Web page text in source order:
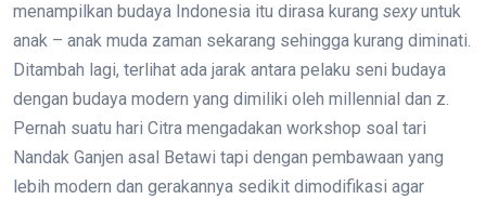
menampilkan budaya Indonesia itu dirasa kurang sexyuntuk
anak – anak muda zaman sekarang sehingga kurang diminati.
Ditambah lagi, terlihat ada jarak antara pelaku seni budaya
dengan budaya modern yang dimiliki oleh millennial dan z.
Pernah suatu hari Citra mengadakan workshop soal tari
Nandak Ganjen asal Betawi tapi dengan pembawaan yang
lebih modern dan gerakannya sedikit dimodifikasi agar